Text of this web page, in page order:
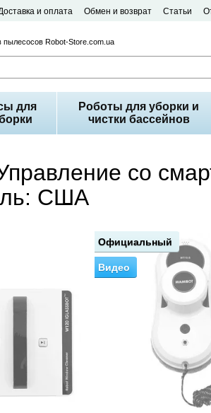
и оплата Обмен и возврат Статьи
пылесосов Robot-Store.com.ua
для
Роботы для уборки и
чистки бассейнов
со
США
Официальный
Видео